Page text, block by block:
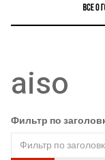
aiso
Фильтр по